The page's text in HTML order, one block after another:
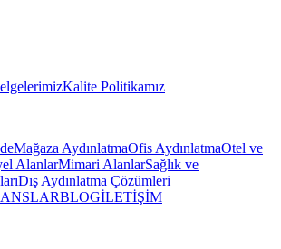
Kalite Politikamız
Mağaza AydınlatmaOfis AydınlatmaOtel ve
AlanlarMimari AlanlarSağlık ve
Dış Aydınlatma Çözümleri
BLOGİLETİŞİM